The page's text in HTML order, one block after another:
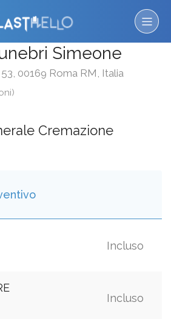
Simeone
00169 Roma RM, Italia
Cremazione
Incluso
Incluso